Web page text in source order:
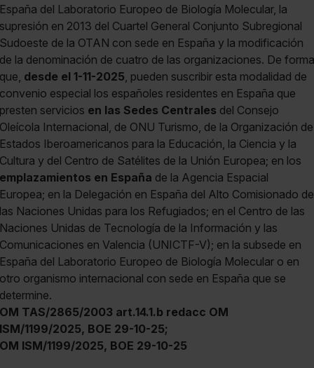
España del Laboratorio Europeo de Biología Molecular, la
supresión en 2013 del Cuartel General Conjunto Subregional
Sudoeste de la OTAN con sede en España y la modificación
de la denominación de cuatro de las organizaciones. De forma
que, desde el 1-11-2025, pueden suscribir esta modalidad de
convenio especial los españoles residentes en España que
presten servicios en las Sedes Centrales del Consejo
Oleícola Internacional, de ONU Turismo, de la Organización de
Estados Iberoamericanos para la Educación, la Ciencia y la
Cultura y del Centro de Satélites de la Unión Europea; en los
emplazamientos en España de la Agencia Espacial
Europea; en la Delegación en España del Alto Comisionado de
las Naciones Unidas para los Refugiados; en el Centro de las
Naciones Unidas de Tecnología de la Información y las
Comunicaciones en Valencia (UNICTF-V); en la subsede en
España del Laboratorio Europeo de Biología Molecular o en
otro organismo internacional con sede en España que se
determine.
OM TAS/2865/2003 art.14.1.b redacc OM
ISM/1199/2025, BOE 29-10-25;
OM ISM/1199/2025, BOE 29-10-25